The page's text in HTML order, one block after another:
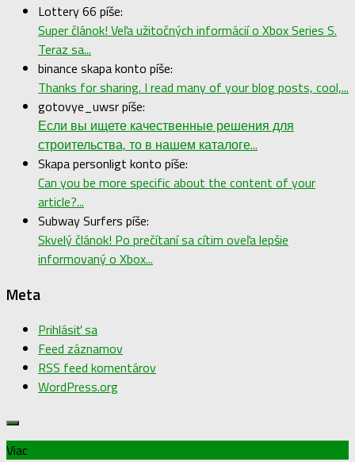
Lottery 66 píše:
Super článok! Veľa užitočných informácií o Xbox Series S.
Teraz sa...
binance skapa konto píše:
Thanks for sharing. I read many of your blog posts, cool,...
gotovye_uwsr píše:
Если вы ищете качественные решения для
строительства, то в нашем каталоге...
Skapa personligt konto píše:
Can you be more specific about the content of your
article?...
Subway Surfers píše:
Skvelý článok! Po prečítaní sa cítim oveľa lepšie
informovaný o Xbox...
Meta
Prihlásiť sa
Feed záznamov
RSS feed komentárov
WordPress.org
Viac